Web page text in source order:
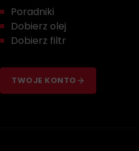
Poradniki
Dobierz olej
Dobierz filtr
TWOJE KONTO